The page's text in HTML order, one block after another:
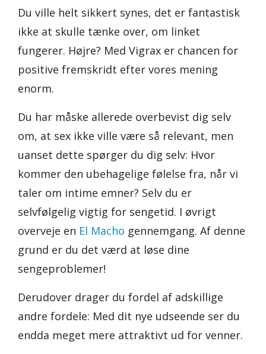
Du ville helt sikkert synes, det er fantastisk
ikke at skulle tænke over, om linket
fungerer. Højre? Med Vigrax er chancen for
positive fremskridt efter vores mening
enorm.
Du har måske allerede overbevist dig selv
om, at sex ikke ville være så relevant, men
uanset dette spørger du dig selv: Hvor
kommer den ubehagelige følelse fra, når vi
taler om intime emner? Selv du er
selvfølgelig vigtig for sengetid. I øvrigt
overveje en El Macho gennemgang. Af denne
grund er du det værd at løse dine
sengeproblemer!
Derudover drager du fordel af adskillige
andre fordele: Med dit nye udseende ser du
endda meget mere attraktivt ud for venner.